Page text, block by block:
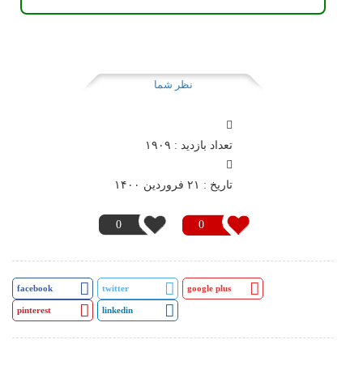
نظر شما
0
0
تعداد بازدید : ۱۹۰۹
تاريخ : ۲۱ فروردين ۱۴۰۰
facebook twitter google plus
pinterest linkedin